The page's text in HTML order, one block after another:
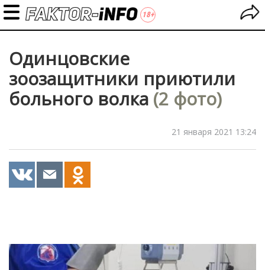
Одинцовские
зоозащитники приютили
больного волка (2 фото)
21 января 2021 13:24